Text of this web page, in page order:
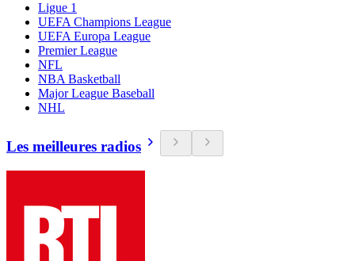
Ligue 1
UEFA Champions League
UEFA Europa League
Premier League
NFL
NBA Basketball
Major League Baseball
NHL
Les meilleures radios